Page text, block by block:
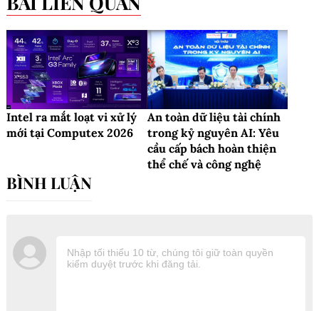
Intel ra mắt loạt vi xử lý
mới tại Computex 2026
An toàn dữ liệu tài chính
trong kỷ nguyên AI: Yêu
cầu cấp bách hoàn thiện
thể chế và công nghệ